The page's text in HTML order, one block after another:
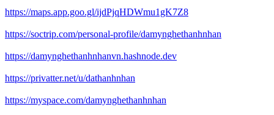
https://maps.app.goo.gl/ijdPjqHDWmu1gK7Z8
https://soctrip.com/personal-profile/damynghethanhnhan
https://damynghethanhnhanvn.hashnode.dev
https://privatter.net/u/dathanhnhan
https://myspace.com/damynghethanhnhan